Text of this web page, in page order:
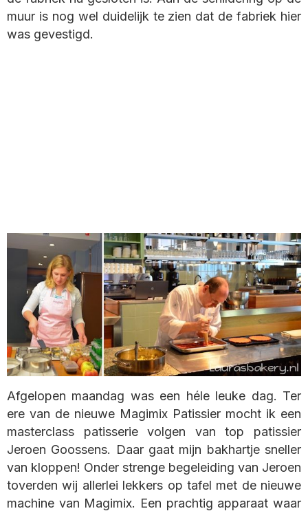
muur is nog wel duidelijk te zien dat de fabriek hier
was gevestigd.
Afgelopen maandag was een héle leuke dag. Ter
ere van de nieuwe Magimix Patissier mocht ik een
masterclass patisserie volgen van top patissier
Jeroen Goossens. Daar gaat mijn bakhartje sneller
van kloppen! Onder strenge begeleiding van Jeroen
toverden wij allerlei lekkers op tafel met de nieuwe
machine van Magimix. Een prachtig apparaat waar